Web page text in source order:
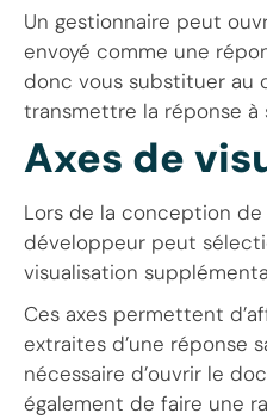
Un gestionnaire peut
envoyé comme une
donc vous substituer au
transmettre la réponse à
Axes de
Lors de la conception
développeur peut
visualisation
Ces axes permettent
extraites d’une réponse
nécessaire d’ouvrir le
également de faire une